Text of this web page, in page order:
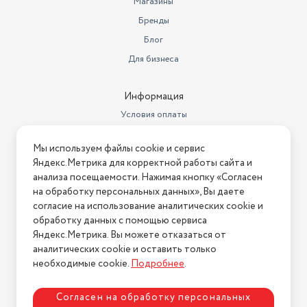
прямая
T - образная
Длина товара в упаковке, в
Ширина товара в упаковке, в
метрах
0.43
Высота товара в упаковке, в
метрах
0.66
Объем товара в упаковке, в
литрах
471.108
посадочный диаметр
25,4
Максимальный уровень звука/
112
Бренды
Блог
Для бизнеса
Информация
Условия оплаты
Условия возврата
Нашли ошибку на сайте? Напишите нам
2026 © Интернет-магазин "АстМаркет". У нас есть всё!
Политика конфиденциальности
Мы используем файлы cookie и сервис
Яндекс.Метрика для корректной работы сайта и
анализа посещаемости. Нажимая кнопку «Согласен
на обработку персональных данных», Вы даете
согласие на использование аналитических cookie и
обработку данных с помощью сервиса
Яндекс.Метрика. Вы можете отказаться от
аналитических cookie и оставить только
необходимые cookie.Подробнее.
Согласен на обработку персональных